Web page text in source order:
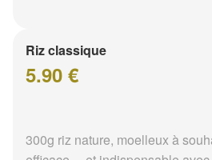
Riz classique
5.90 €
300g riz nature, moelleux à